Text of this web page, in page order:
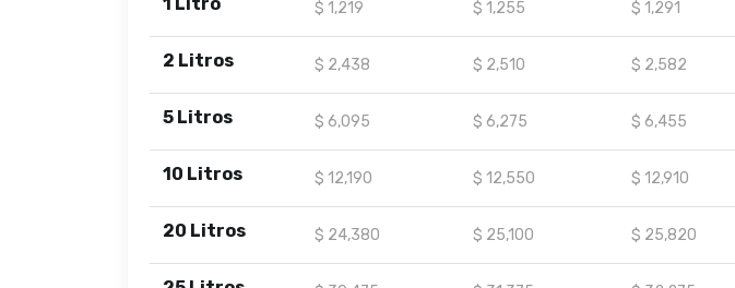
$ 1,219 $ 1,255 $ 1,291
2 Litros $ 2,438 $ 2,510 $ 2,582
5 Litros $ 6,095 $ 6,275 $ 6,455
10 Litros $ 12,190 $ 12,550 $ 12,910
20 Litros $ 24,380 $ 25,100 $ 25,820